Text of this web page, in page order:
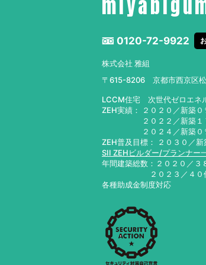
0120-72-9922
株式会社 雅組
〒615-8206 京都市西京区
LCCM住宅 次世代ゼロエ
ZEH実績： ２０２０／新築
２０２２／新築１７％
２０２４／新築０％・
ZEH普及目標： ２０３０／
SII ZEHビルダー/プランナー
年間建築総数：２０２０／
２０２３／４０件
各種助成金制度対応